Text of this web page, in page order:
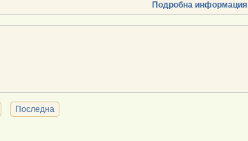
Подробна информация
Последна